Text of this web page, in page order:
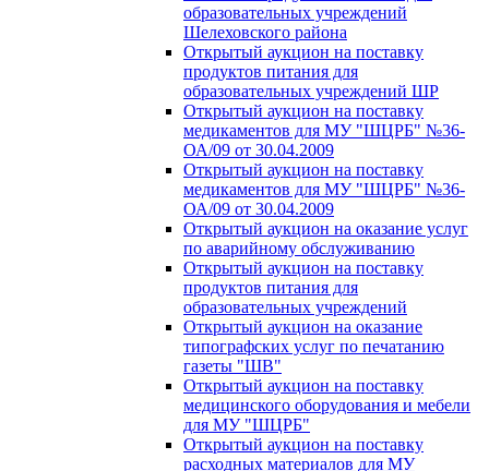
образовательных учреждений
Шелеховского района
Открытый аукцион на поставку
продуктов питания для
образовательных учреждений ШР
Открытый аукцион на поставку
медикаментов для МУ "ШЦРБ" №36-
ОА/09 от 30.04.2009
Открытый аукцион на поставку
медикаментов для МУ "ШЦРБ" №36-
ОА/09 от 30.04.2009
Открытый аукцион на оказание услуг
по аварийному обслуживанию
Открытый аукцион на поставку
продуктов питания для
образовательных учреждений
Открытый аукцион на оказание
типографских услуг по печатанию
газеты "ШВ"
Открытый аукцион на поставку
медицинского оборудования и мебели
для МУ "ШЦРБ"
Открытый аукцион на поставку
расходных материалов для МУ